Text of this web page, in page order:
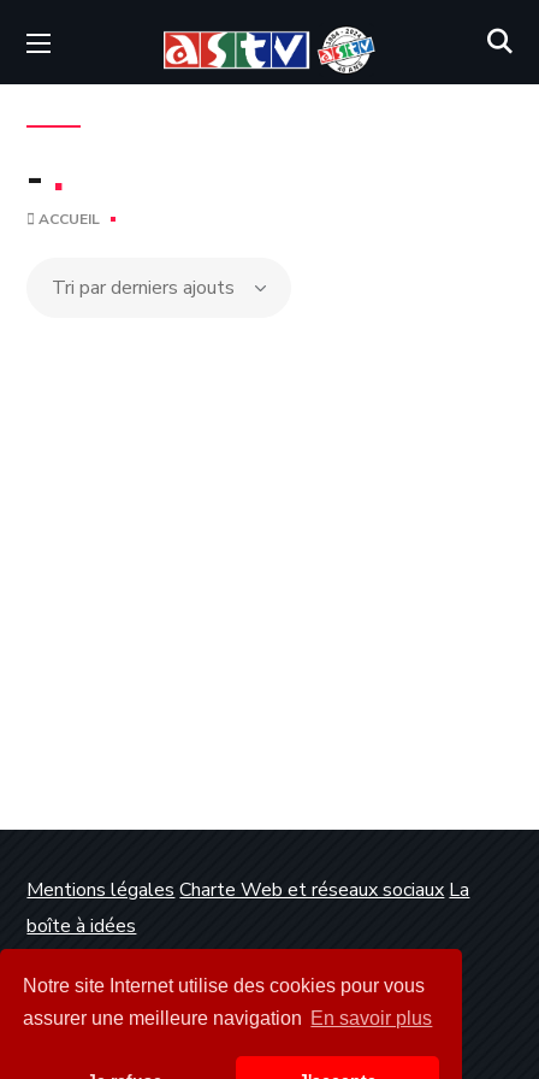
Notre site Internet utilise des cookies pour vous
assurer une meilleure navigation En savoir plus
- .
ACCUEIL
Mentions légales Charte Web et réseaux sociaux La
boîte à idées
Dunkerque